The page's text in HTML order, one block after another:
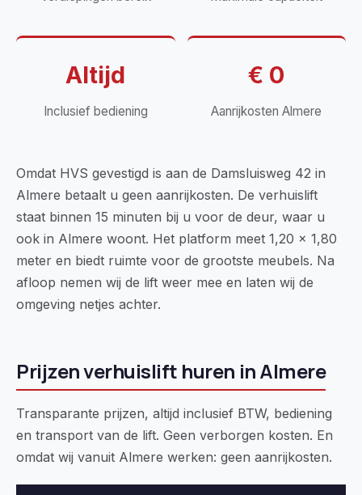
Altijd
Inclusief bediening
€ 0
Aanrijkosten Almere
Omdat HVS gevestigd is aan de Damsluisweg 42 in
Almere betaalt u geen aanrijkosten. De verhuislift
staat binnen 15 minuten bij u voor de deur, waar u
ook in Almere woont. Het platform meet 1,20 x 1,80
meter en biedt ruimte voor de grootste meubels. Na
afloop nemen wij de lift weer mee en laten wij de
omgeving netjes achter.
Prijzen verhuislift huren in Almere
Transparante prijzen, altijd inclusief BTW, bediening
en transport van de lift. Geen verborgen kosten. En
omdat wij vanuit Almere werken: geen aanrijkosten.